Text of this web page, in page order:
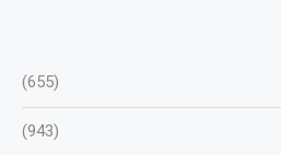
(655)
(943)